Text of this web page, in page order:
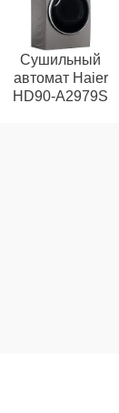
Сушильный
автомат Haier
HD90-A2979S